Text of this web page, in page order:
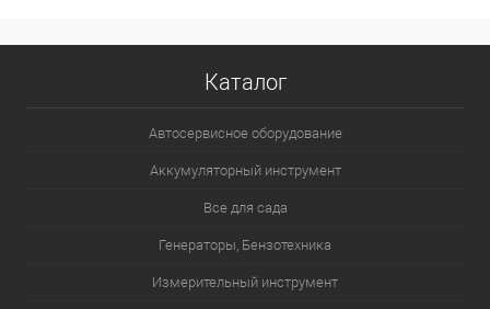
Каталог
Автосервисное оборудование
Аккумуляторный инструмент
Все для сада
Генераторы, Бензотехника
Измерительный инструмент